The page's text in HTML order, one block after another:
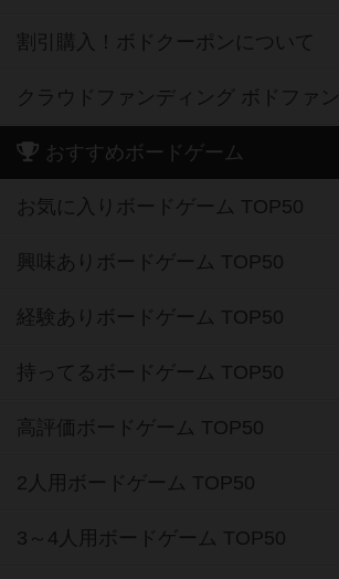
割引購入！ボドクーポンについて
クラウドファンディング ボドファン
おすすめボードゲーム
お気に入りボードゲーム TOP50
興味ありボードゲーム TOP50
経験ありボードゲーム TOP50
持ってるボードゲーム TOP50
高評価ボードゲーム TOP50
2人用ボードゲーム TOP50
3～4人用ボードゲーム TOP50